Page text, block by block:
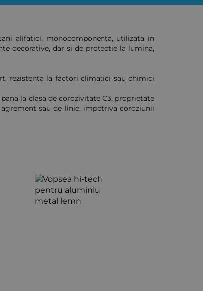
alifatici, monocomponenta, utilizata in
decorative, dar si de protectie la lumina,
rezistenta la factori climatici sau chimici
la clasa de corozivitate C3, proprietate
sau de linie, impotriva coroziunii